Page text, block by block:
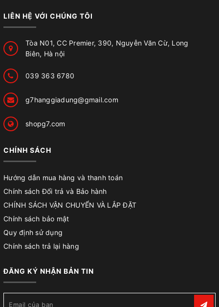
LIÊN HỆ VỚI CHÚNG TÔI
Tòa N01, CC Premier, 390, Nguyễn Văn Cừ, Long
Biên, Hà nội
039 363 6780
g7hanggiadung@gmail.com
shopg7.com
CHÍNH SÁCH
Hướng dẫn mua hàng và thanh toán
Chính sách Đổi trả và Bảo hành
CHÍNH SÁCH VẬN CHUYỂN VÀ LẮP ĐẶT
Chính sách bảo mật
Quy định sử dụng
Chính sách trả lại hàng
ĐĂNG KÝ NHẬN BẢN TIN